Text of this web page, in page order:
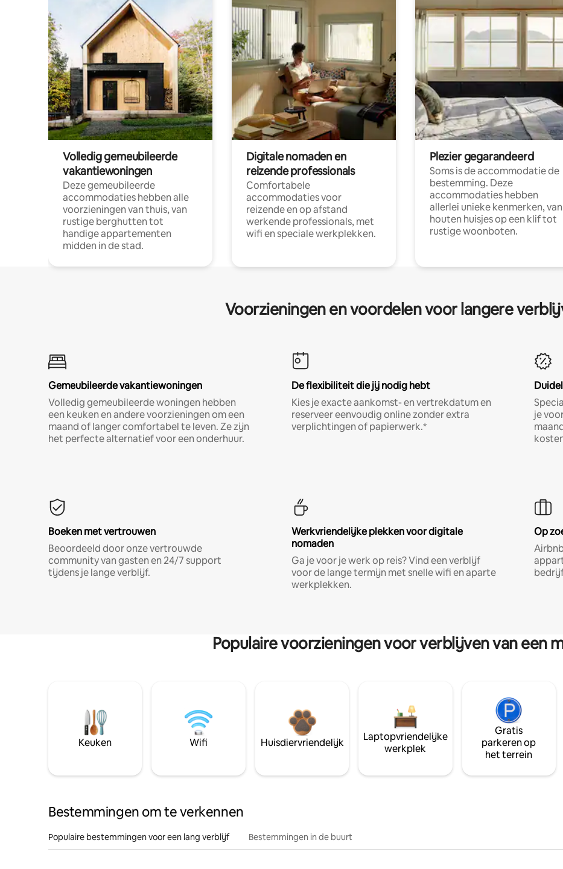
Volledig gemeubileerde
vakantiewoningen
Deze gemeubileerde
accommodaties hebben alle
voorzieningen van thuis, van
rustige berghutten tot
handige appartementen
midden in de stad.
Digitale nomaden en
reizende professionals
Comfortabele
accommodaties voor
reizende en op afstand
werkende professionals, met
wifi en speciale werkplekken.
Plezier gegarandeerd
Soms is de accommodatie de
bestemming. Deze
accommodaties hebben
allerlei unieke kenmerken, van
houten huisjes op een klif tot
rustige woonboten.
Voorzieningen en voordelen voor langere
Gemeubileerde vakantiewoningen
Volledig gemeubileerde woningen hebben
een keuken en andere voorzieningen om een
maand of langer comfortabel te leven. Ze zijn
het perfecte alternatief voor een onderhuur.
De flexibiliteit die jij nodig hebt
Kies je exacte aankomst- en vertrekdatum en
reserveer eenvoudig online zonder extra
verplichtingen of papierwerk.*
je
Boeken met vertrouwen
Beoordeeld door onze vertrouwde
community van gasten en 24/7 support
tijdens je lange verblijf.
Werkvriendelijke plekken voor digitale
nomaden
Ga je voor je werk op reis? Vind een verblijf
voor de lange termijn met snelle wifi en aparte
werkplekken.
Op
Populaire voorzieningen voor verblijven van een
Keuken Wifi Huisdiervriendelijk
Laptopvriendelijke
werkplek
Gratis
parkeren op
het terrein
Bestemmingen om te verkennen
Populaire bestemmingen voor een lang verblijf Bestemmingen in de buurt